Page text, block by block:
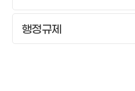
행정규제